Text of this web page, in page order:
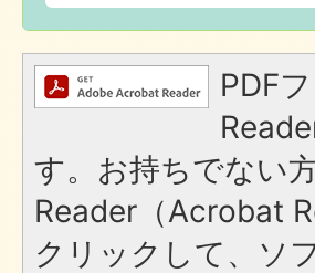
PDF
す。お持ちでない
Reader（Acrobat
クリックして、ソ